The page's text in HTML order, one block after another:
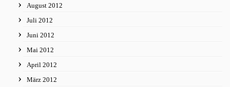
August 2012
Juli 2012
Juni 2012
Mai 2012
April 2012
März 2012